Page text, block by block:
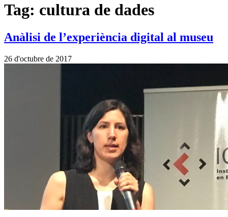
Tag: cultura de dades
Anàlisi de l’experiència digital al museu
26 d'octubre de 2017